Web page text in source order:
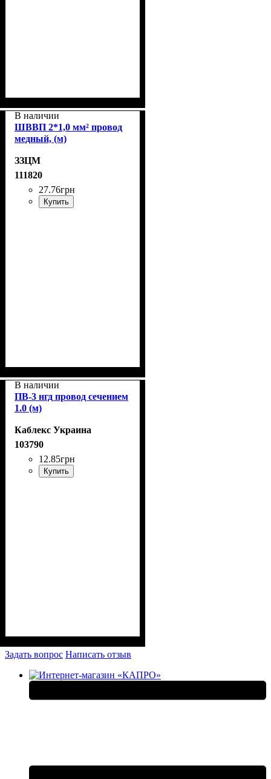
В наличии
ШВВП 2*1,0 мм² провод
медный, (м)
ЗЗЦМ
111820
27.76грн
Купить
В наличии
ПВ-3 нгд провод сечением
1.0 (м)
Каблекс Украина
103790
12.85грн
Купить
Задать вопрос Написать отзыв